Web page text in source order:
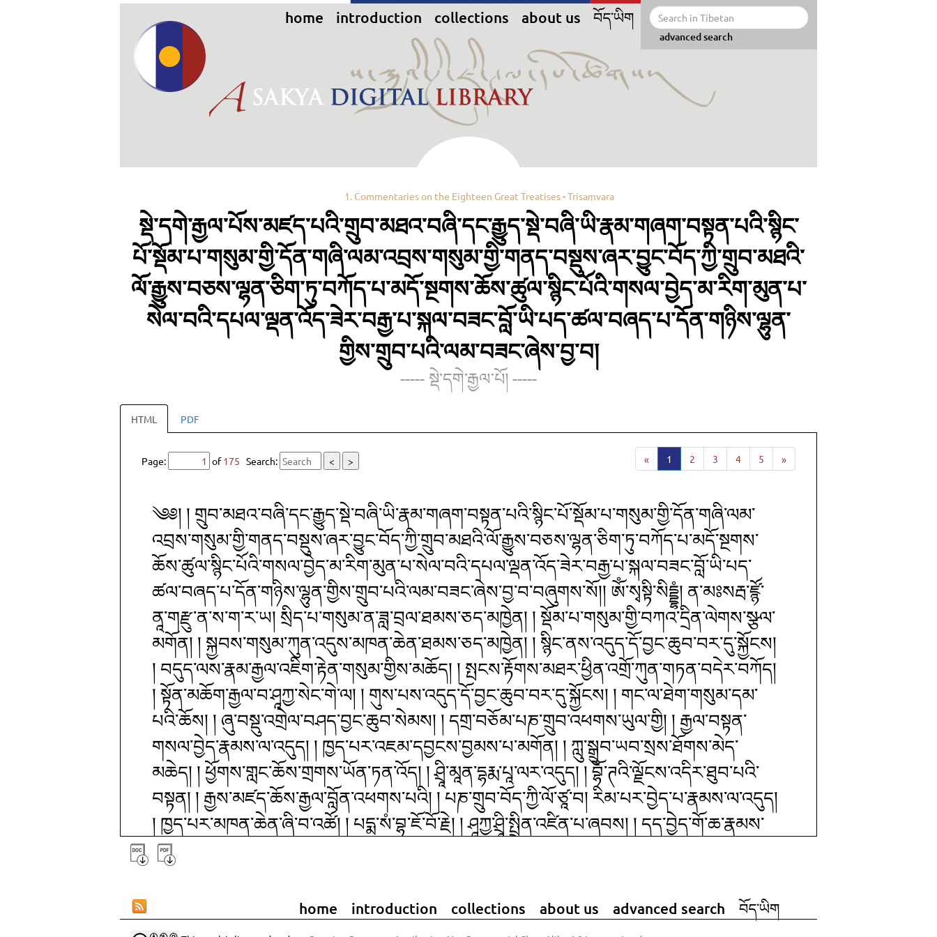
home introduction collections about us བོད་ཡིག
advanced search
1. Commentaries on the Eighteen Great Treatises-Trisaṃvara
སྡེ་དགེ་རྒྱལ་པོས་མཛད་པའི་གྲུབ་མཐའ་བཞི་དང་རྒྱུད་སྡེ་བཞི་ཡི་རྣམ་གཞག་བསྟན་པའི་སྙིང་
པོ་སྡོམ་པ་གསུམ་གྱི་དོན་གཞི་ལམ་འབྲས་གསུམ་གྱི་གནད་བསྡུས་ཞར་བྱུང་བོད་ཀྱི་གྲུབ་མཐའི་
ལོ་རྒྱུས་བཅས་ལྷན་ཅིག་ཏུ་བཀོད་པ་མདོ་སྔགས་ཆོས་ཚུལ་སྙིང་པོའི་གསལ་བྱེད་མ་རིག་མུན་པ་
སེལ་བའི་དཔལ་ལྡན་འོད་ཟེར་བརྒྱ་པ་སྐལ་བཟང་བློ་ཡི་པད་ཚལ་བཞད་པ་དོན་གཉིས་ལྷུན་
གྱིས་གྲུབ་པའི་ལམ་བཟང་ཞེས་བྱ་བ།
----- སྡེ་དགེ་རྒྱལ་པོ། -----
HTML PDF
Page: of175 Search: < > « 1 2 3 4 5 »
༄༅། ། གྲུབ་མཐའ་བཞི་དང་རྒྱུད་སྡེ་བཞི་ཡི་རྣམ་གཞག་བསྟན་པའི་སྙིང་པོ་སྡོམ་པ་གསུམ་གྱི་དོན་གཞི་ལམ་
འབྲས་གསུམ་གྱི་གནད་བསྡུས་ཞར་བྱུང་བོད་ཀྱི་གྲུབ་མཐའི་ལོ་རྒྱུས་བཅས་ལྷན་ཅིག་ཏུ་བཀོད་པ་མདོ་སྔགས་
ཆོས་ཚུལ་སྙིང་པོའི་གསལ་བྱེད་མ་རིག་མུན་པ་སེལ་བའི་དཔལ་ལྡན་འོད་ཟེར་བརྒྱ་པ་སྐལ་བཟང་བློ་ཡི་པད་
ཚལ་བཞད་པ་དོན་གཉིས་ལྷུན་གྱིས་གྲུབ་པའི་ལམ་བཟང་ཞེས་བྱ་བ་བཞུགས་སོ།། ཨོཾ་སྭསྟི་སིདྡྷཾ། ན་མཿསརྦ་ཛྙོ་
ནཱ་གརྫུ་ན་ས་ག་ར་ཡ། སྲིད་པ་གསུམ་ན་ཟླ་བྲལ་ཐམས་ཅད་མཁྱེན། ། སྡོམ་པ་གསུམ་གྱི་བཀའ་དྲིན་ལེགས་སྩལ་
མགོན། ། སྐྱབས་གསུམ་ཀུན་འདུས་མཁན་ཆེན་ཐམས་ཅད་མཁྱེན། ། སྙིང་ནས་འདུད་དོ་བྱང་ཆུབ་བར་དུ་སྐྱོངས།
། བདུད་ལས་རྣམ་རྒྱལ་འཇིག་རྟེན་གསུམ་གྱིས་མཆོད། ། སྤངས་རྟོགས་མཐར་ཕྱིན་འགྲོ་ཀུན་གཏན་བདེར་བཀོད།
། སྟོན་མཆོག་རྒྱལ་བ་ཤཱཀྱ་སེང་གེ་ལ། ། གུས་པས་འདུད་དོ་བྱང་ཆུབ་བར་དུ་སྐྱོངས། ། གང་ལ་ཐེག་གསུམ་དམ་
པའི་ཆོས། ། ཞུ་བསྡུ་འགྲེལ་བཤད་བྱང་ཆུབ་སེམས། ། དགྲ་བཅོམ་པཎ་གྲུབ་འཕགས་ཡུལ་གྱི། ། རྒྱལ་བསྟན་
གསལ་བྱེད་རྣམས་ལ་འདུད། ། ཁྱད་པར་འཇམ་དབྱངས་བྱམས་པ་མགོན། ། ཀླུ་སྒྲུབ་ཡབ་སྲས་ཐོགས་མེད་
མཆེད། ། ཕྱོགས་གླང་ཆོས་གྲགས་ཡོན་ཏན་འོད། ། ཤྲཱི་མཱན་དྷརྨ་པཱ་ལར་འདུད། ། བྷོ་ཊའི་ལྗོངས་འདིར་ཐུབ་པའི་
བསྟན། ། རྒྱས་མཛད་ཆོས་རྒྱལ་བློན་འཕགས་པའི། ། པཎ་གྲུབ་བོད་ཀྱི་ལོ་ཙཱ་བ། རིམ་པར་བྱེད་པ་རྣམས་ལ་འདུད།
། ཁྱད་པར་མཁན་ཆེན་ཞི་བ་འཚོ། ། པདྨ་སཾ་བྷ་ཇོ་བོ་རྗེ། ། ཤཱཀྱ་ཤྲཱི་སྤྲིན་འཛིན་པ་ཞབས། ། དད་བྱེད་གོ་ཆ་རྣམས་
ལ་འདུད། ། ལོ་ཆེན་བེ་རོ་སྐ་ཅོག་དང་། ། རིན་ཆེན་བཟང་པོ་རྔོག་པ་ཚབ། ། འགོས་གཉན་བ་རི་འབྲོག་མི་དང་། །
གོང་མ་རྣམ་ལྔ་དབོན་དང་སློབ། ། བརྒྱུད་པར་བཅས་པའི་ཚོགས་ལ་འདུད། ། ཁྱད་པར་རྗེ་བཙུན་གྲགས་པའི་
མཚན། ། འཇམ་མགོན་ས་སྐྱ་པཎྜི་ཏ། ། རྒྱལ་བ་ངོར་ཆེན་རྡོ་རྗེ་འཆང་། ། ཀུན་མཁྱེན་བསོད་ནམས་སེང་གེར་
home introduction collections about us advanced search བོད་ཡིག